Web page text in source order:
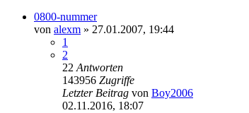
0800-nummer
von alexm » 27.01.2007, 19:44
1
2
22 Antworten
143956 Zugriffe
Letzter Beitrag von Boy2006
02.11.2016, 18:07